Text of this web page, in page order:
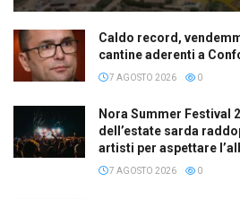
Caldo record,
cantine aderenti a
7 AGOSTO 2026 0
Nora Summer Festival
dell’estate sarda
artisti per aspettare
7 AGOSTO 2026 0